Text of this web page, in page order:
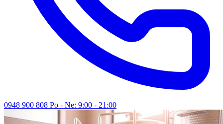
0948 900 808 Po - Ne: 9:00 - 21:00